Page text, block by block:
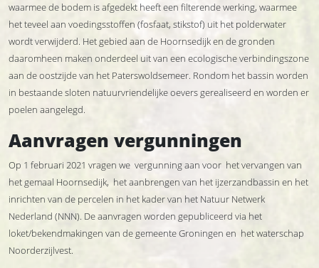
waarmee de bodem is afgedekt heeft een filterende werking, waarmee
het teveel aan voedingsstoffen (fosfaat, stikstof) uit het polderwater
wordt verwijderd. Het gebied aan de Hoornsedijk en de gronden
daaromheen maken onderdeel uit van een ecologische verbindingszone
aan de oostzijde van het Paterswoldsemeer. Rondom het bassin worden
in bestaande sloten natuurvriendelijke oevers gerealiseerd en worden er
poelen aangelegd.
Aanvragen vergunningen
Op 1 februari 2021 vragen we vergunning aan voor het vervangen van
het gemaal Hoornsedijk, het aanbrengen van het ijzerzandbassin en het
inrichten van de percelen in het kader van het Natuur Netwerk
Nederland (NNN). De aanvragen worden gepubliceerd via het
loket/bekendmakingen van de gemeente Groningen en het waterschap
Noorderzijlvest.